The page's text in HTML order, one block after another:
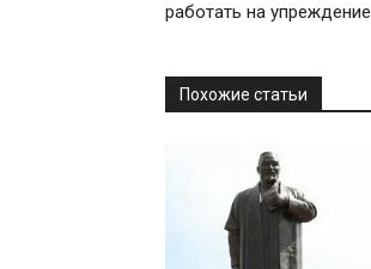
работать на упреждение
Похожие статьи